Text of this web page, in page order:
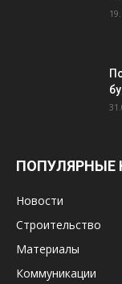
ПОПУЛЯРНЫЕ
Новости
Строительство
Материалы
Коммуникации